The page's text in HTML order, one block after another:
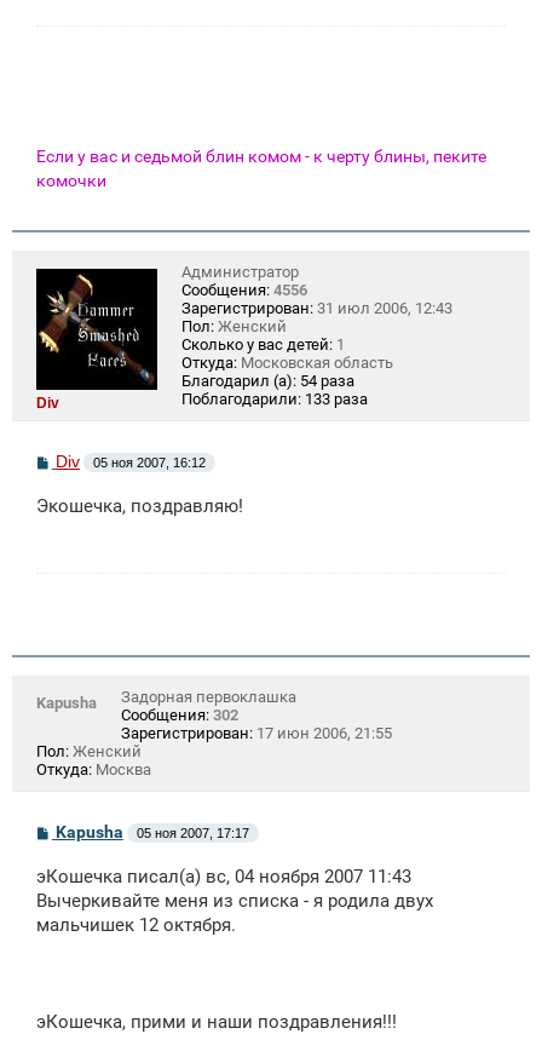
Если у вас и седьмой блин комом - к черту блины, пеките
комочки
Div
Администратор
Сообщения: 4556
Зарегистрирован: 31 июл 2006, 12:43
Пол: Женский
Сколько у вас детей: 1
Откуда: Московская область
Благодарил (а): 54 раза
Поблагодарили: 133 раза
С
о
б
Div 05 ноя 2007, 16:12
Экошечка, поздравляю!
Kapusha
Задорная первоклашка
Сообщения: 302
Зарегистрирован: 17 июн 2006, 21:55
Пол: Женский
Откуда: Москва
С
б
щ
н
Kapusha 05 ноя 2007, 17:17
эКошечка писал(а) вс, 04 ноября 2007 11:43
Вычеркивайте меня из списка - я родила двух
мальчишек 12 октября.
эКошечка, прими и наши поздравления!!!